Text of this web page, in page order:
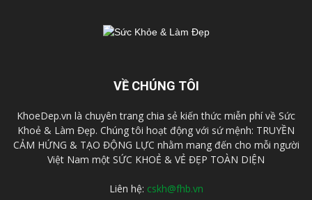
VỀ CHÚNG TÔI
KhoeDep.vn là chuyên trang chia sẻ kiến thức miễn phí về Sức
Khoẻ & Làm Đẹp. Chúng tôi hoạt động với sứ mệnh: TRUYỀN
CẢM HỨNG & TẠO ĐỘNG LỰC nhằm mang đến cho mỗi người
Việt Nam một SỨC KHOẺ & VẺ ĐẸP TOÀN DIỆN
Liên hệ: cskh@fhb.vn